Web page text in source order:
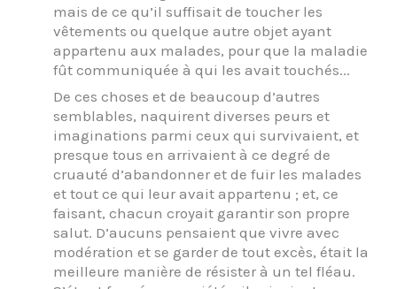
mais de ce qu’il suffisait de toucher les
vêtements ou quelque autre objet ayant
appartenu aux malades, pour que la maladie
fût communiquée à qui les avait touchés...
De ces choses et de beaucoup d’autres
semblables, naquirent diverses peurs et
imaginations parmi ceux qui survivaient, et
presque tous en arrivaient à ce degré de
cruauté d’abandonner et de fuir les malades
et tout ce qui leur avait appartenu ; et, ce
faisant, chacun croyait garantir son propre
salut. D’aucuns pensaient que vivre avec
modération et se garder de tout excès, était la
meilleure manière de résister à un tel fléau.